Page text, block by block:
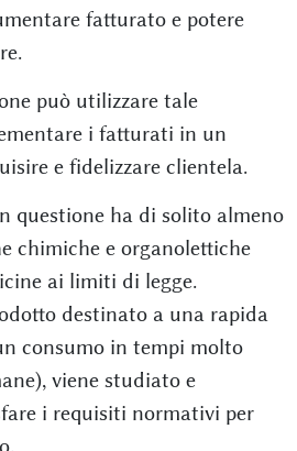
fatturato e potere
può utilizzare tale
i fatturati in un
e fidelizzare clientela.
questione ha di solito almeno
chimiche e organolettiche
ai limiti di legge.
destinato a una rapida
consumo in tempi molto
viene studiato e
i requisiti normativi per